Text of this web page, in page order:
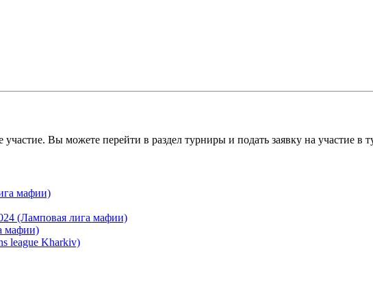
Вы можете перейти в раздел турниры и подать заявку на участие в
мафии)
(Ламповая лига мафии)
мафии)
league Kharkiv)